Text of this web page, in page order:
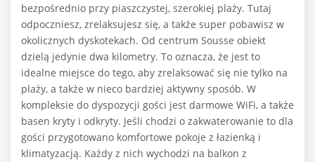
bezpośrednio przy piaszczystej, szerokiej plaży. Tutaj
odpoczniesz, zrelaksujesz się, a także super pobawisz w
okolicznych dyskotekach. Od centrum Sousse obiekt
dzielą jedynie dwa kilometry. To oznacza, że jest to
idealne miejsce do tego, aby zrelaksować się nie tylko na
plaży, a także w nieco bardziej aktywny sposób. W
kompleksie do dyspozycji gości jest darmowe WiFi, a także
basen kryty i odkryty. Jeśli chodzi o zakwaterowanie to dla
gości przygotowano komfortowe pokoje z łazienką i
klimatyzacją. Każdy z nich wychodzi na balkon z